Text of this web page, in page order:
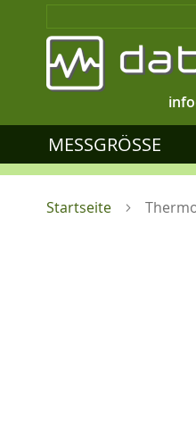
MESSGRÖSSE
Startseite